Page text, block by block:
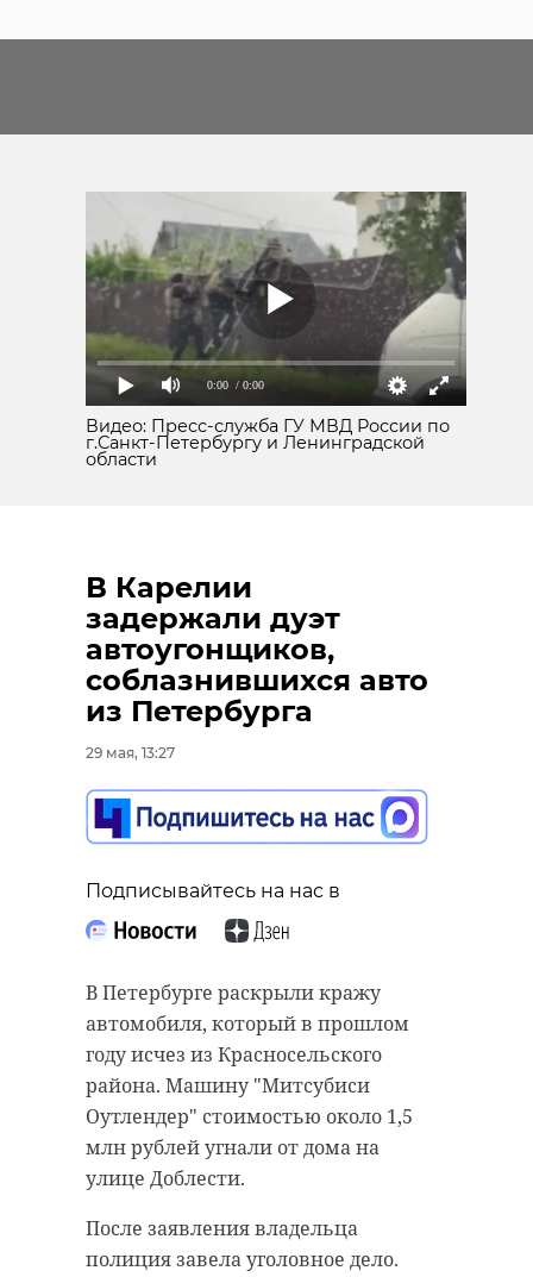
0:00 / 0:00
Видео: Пресс-служба ГУ МВД России по
г.Санкт-Петербургу и Ленинградской
области
В Карелии
задержали дуэт
автоугонщиков,
соблазнившихся авто
из Петербурга
29 мая, 13:27
Подписывайтесь на нас в
В Петербурге раскрыли кражу
автомобиля, который в прошлом
году исчез из Красносельского
района. Машину "Митсубиси
Оутлендер" стоимостью около 1,5
млн рублей угнали от дома на
улице Доблести.
После заявления владельца
полиция завела уголовное дело.